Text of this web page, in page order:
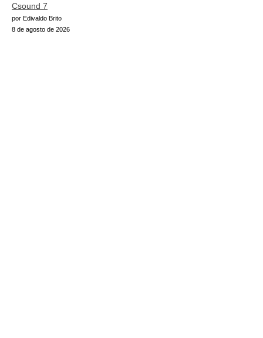
Csound 7
por Edivaldo Brito
8 de agosto de 2026